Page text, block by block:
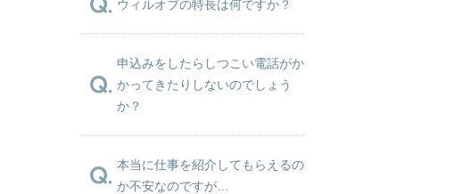
ウィルオブの特長は何ですか？
申込みをしたらしつこい電話がか
かってきたりしないのでしょう
か？
本当に仕事を紹介してもらえるの
か不安なのですが…